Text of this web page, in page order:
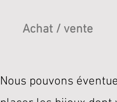
Achat / vente
Nous pouvons